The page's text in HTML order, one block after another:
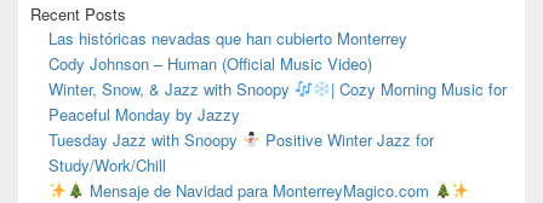
Recent Posts
Las históricas nevadas que han cubierto Monterrey
Cody Johnson – Human (Official Music Video)
Winter, Snow, & Jazz with Snoopy
| Cozy Morning Music for
Peaceful Monday by Jazzy
Tuesday Jazz with Snoopy
Positive Winter Jazz for
Study/Work/Chill
Mensaje de Navidad para MonterreyMagico.com